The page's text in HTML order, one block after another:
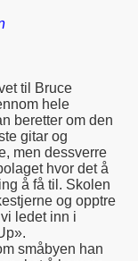
til Bruce
hele
beretter om den
gitar og
men dessverre
hvor det å
å få til. Skolen
og opptre
ledet inn i
småbyen han